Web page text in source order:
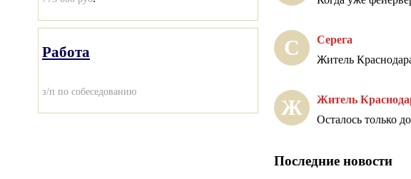
Работа
з/п по собеседованию
С Серега
Житель
Ж Житель
Осталось только
Последние новости